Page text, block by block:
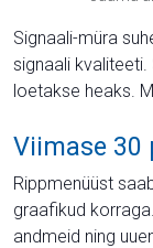
Signaali-müra
signaali
loetakse heaks.
Viimase 30
Rippmenüüst
graafikud
andmeid ning